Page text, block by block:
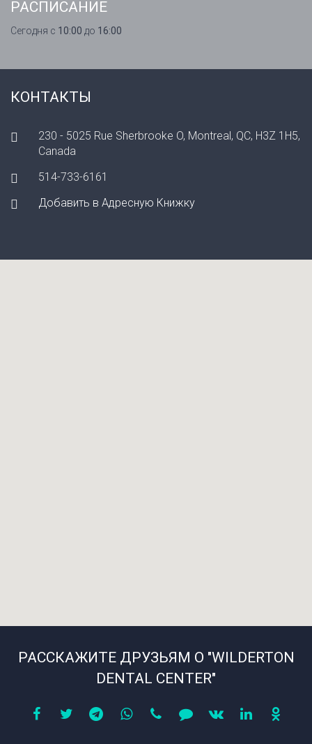
РАСПИСАНИЕ
Сегодня с 10:00 до 16:00
КОНТАКТЫ
230 - 5025 Rue Sherbrooke O, Montreal, QC, H3Z 1H5,
Canada
514-733-6161
Добавить в Адресную Книжку
РАССКАЖИТЕ ДРУЗЬЯМ О "WILDERTON
DENTAL CENTER"